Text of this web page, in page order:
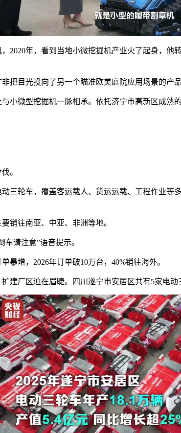
2020年，看到当地小微挖掘机产业火了起身，
把目光投向了另一个瞄准欧美庭院应用场景的产
小微型挖掘机一脉相承。依托济宁市高新区成
。
三轮车，覆盖客运载人、货运运载、工程作业
销往南亚、中亚、非洲等地。
请注意”语音提示。
暴增，2026年订单破10万台，40%销往海外。
建厂区迫在眉睫。四川遂宁市安居区共有5家电